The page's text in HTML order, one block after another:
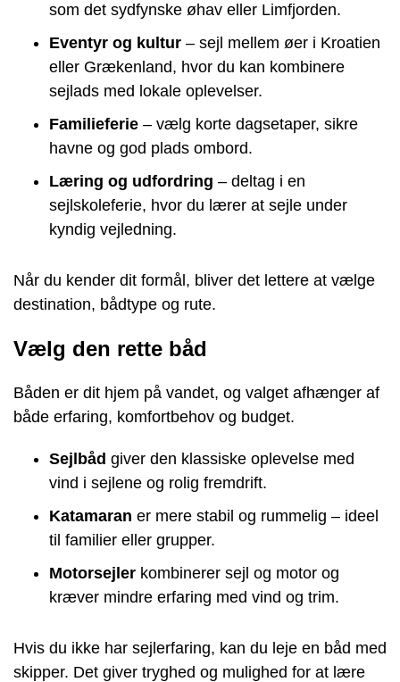
som det sydfynske øhav eller Limfjorden.
Eventyr og kultur – sejl mellem øer i Kroatien
eller Grækenland, hvor du kan kombinere
sejlads med lokale oplevelser.
Familieferie – vælg korte dagsetaper, sikre
havne og god plads ombord.
Læring og udfordring – deltag i en
sejlskoleferie, hvor du lærer at sejle under
kyndig vejledning.
Når du kender dit formål, bliver det lettere at vælge
destination, bådtype og rute.
Vælg den rette båd
Båden er dit hjem på vandet, og valget afhænger af
både erfaring, komfortbehov og budget.
Sejlbåd giver den klassiske oplevelse med
vind i sejlene og rolig fremdrift.
Katamaran er mere stabil og rummelig – ideel
til familier eller grupper.
Motorsejler kombinerer sejl og motor og
kræver mindre erfaring med vind og trim.
Hvis du ikke har sejlerfaring, kan du leje en båd med
skipper. Det giver tryghed og mulighed for at lære